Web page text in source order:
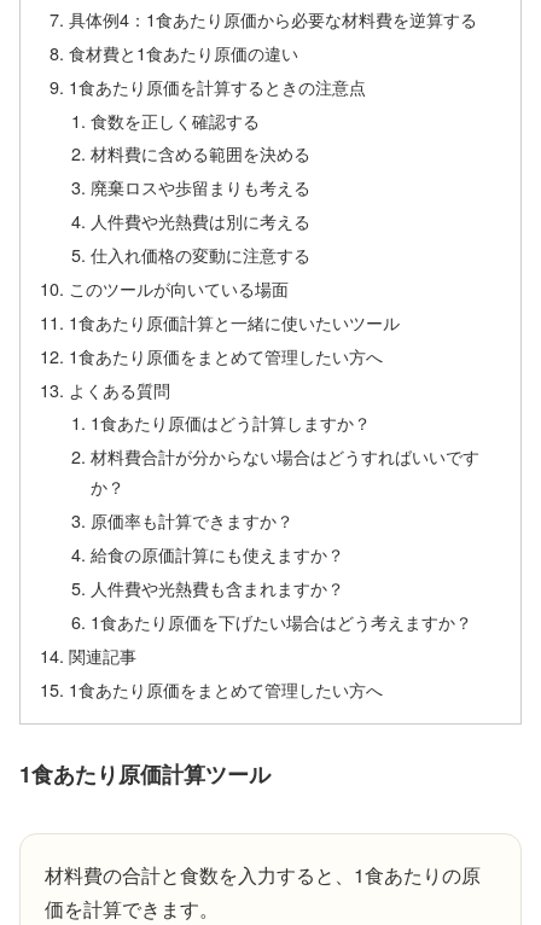
具体例4：1食あたり原価から必要な材料費を逆算する
食材費と1食あたり原価の違い
1食あたり原価を計算するときの注意点
食数を正しく確認する
材料費に含める範囲を決める
廃棄ロスや歩留まりも考える
人件費や光熱費は別に考える
仕入れ価格の変動に注意する
このツールが向いている場面
1食あたり原価計算と一緒に使いたいツール
1食あたり原価をまとめて管理したい方へ
よくある質問
1食あたり原価はどう計算しますか？
材料費合計が分からない場合はどうすればいいです
か？
原価率も計算できますか？
給食の原価計算にも使えますか？
人件費や光熱費も含まれますか？
1食あたり原価を下げたい場合はどう考えますか？
関連記事
1食あたり原価をまとめて管理したい方へ
1食あたり原価計算ツール
材料費の合計と食数を入力すると、1食あたりの原
価を計算できます。